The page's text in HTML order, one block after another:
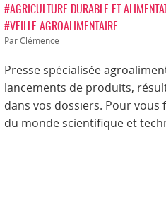
#AGRICULTURE DURABLE ET
#VEILLE AGROALIMENTAIRE
ParClémence
Presse spécialisée
lancements de produits,
dans vos dossiers. Pour
du monde scientifique et